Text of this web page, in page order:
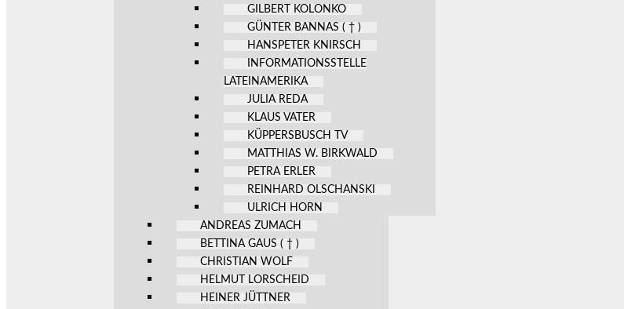
GILBERT KOLONKO
GÜNTER BANNAS ( † )
HANSPETER KNIRSCH
INFORMATIONSSTELLE
LATEINAMERIKA
JULIA REDA
KLAUS VATER
KÜPPERSBUSCH TV
MATTHIAS W. BIRKWALD
PETRA ERLER
REINHARD OLSCHANSKI
ULRICH HORN
ANDREAS ZUMACH
BETTINA GAUS ( † )
CHRISTIAN WOLF
HELMUT LORSCHEID
HEINER JÜTTNER